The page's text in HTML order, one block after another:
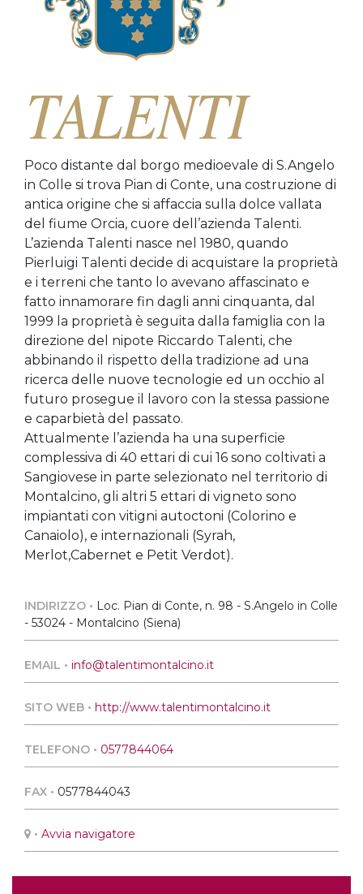
Poco distante dal borgo medioevale di S.Angelo
in Colle si trova Pian di Conte, una costruzione di
antica origine che si affaccia sulla dolce vallata
del fiume Orcia, cuore dell’azienda Talenti.
L’azienda Talenti nasce nel 1980, quando
Pierluigi Talenti decide di acquistare la proprietà
e i terreni che tanto lo avevano affascinato e
fatto innamorare fin dagli anni cinquanta, dal
1999 la proprietà è seguita dalla famiglia con la
direzione del nipote Riccardo Talenti, che
abbinando il rispetto della tradizione ad una
ricerca delle nuove tecnologie ed un occhio al
futuro prosegue il lavoro con la stessa passione
e caparbietà del passato.
Attualmente l’azienda ha una superficie
complessiva di 40 ettari di cui 16 sono coltivati a
Sangiovese in parte selezionato nel territorio di
Montalcino, gli altri 5 ettari di vigneto sono
impiantati con vitigni autoctoni (Colorino e
Canaiolo), e internazionali (Syrah,
Merlot,Cabernet e Petit Verdot).
INDIRIZZO • Loc. Pian di Conte, n. 98 - S.Angelo in Colle
- 53024 - Montalcino (Siena)
EMAIL • info@talentimontalcino.it
SITO WEB • http://www.talentimontalcino.it
TELEFONO • 0577844064
FAX • 0577844043
• Avvia navigatore